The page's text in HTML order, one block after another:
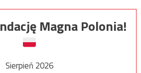
Magna Polonia!
Sierpień 2026